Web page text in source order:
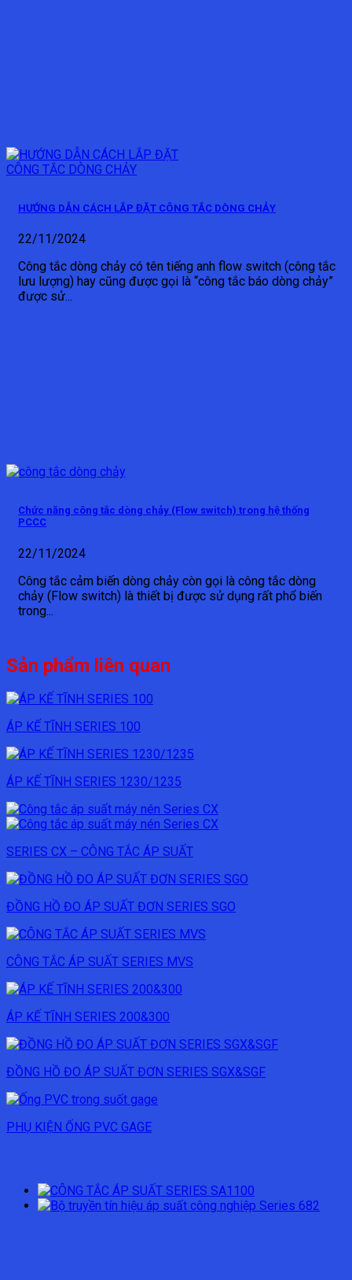
HƯỚNG DẪN CÁCH LẮP ĐẶT CÔNG TẮC DÒNG CHẢY
22/11/2024
Công tắc dòng chảy có tên tiếng anh flow switch (công tắc
lưu lượng) hay cũng được gọi là “công tắc báo dòng chảy”
được sử...
Chức năng công tắc dòng chảy (Flow switch) trong hệ thống
PCCC
22/11/2024
Công tắc cảm biến dòng chảy còn gọi là công tắc dòng
chảy (Flow switch) là thiết bị được sử dụng rất phổ biến
trong...
Sản phẩm liên quan
ÁP KẾ TĨNH SERIES 100
ÁP KẾ TĨNH SERIES 1230/1235
SERIES CX – CÔNG TẮC ÁP SUẤT
ĐỒNG HỒ ĐO ÁP SUẤT ĐƠN SERIES SGO
CÔNG TẮC ÁP SUẤT SERIES MVS
ÁP KẾ TĨNH SERIES 200&300
ĐỒNG HỒ ĐO ÁP SUẤT ĐƠN SERIES SGX&SGF
PHỤ KIỆN ỐNG PVC GAGE